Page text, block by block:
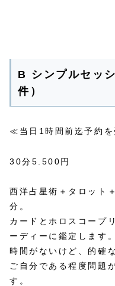
B シンプルセッ
件）
≪当日1時間前迄予約
30分5.500円
西洋占星術＋タロット
分。
カードとホロスコープ
ーディーに鑑定します。
時間がないけど、的確
ご自分である程度問題
す。